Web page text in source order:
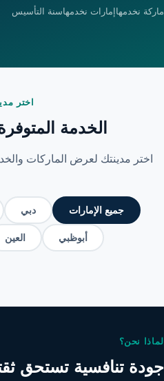
ماركة نخدمها إمارات نخدمهاسنة التأسيس
اختر
الخدمة
اختر مدينتك لعرض الماركات
جميع الإمارات دبي
أبوظبي العين
لماذا نحن؟
جودة تنافسية تستحق